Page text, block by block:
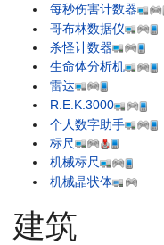
每秒伤害计数器
哥布林数据仪
杀怪计数器
生命体分析机
雷达
R.E.K.3000
个人数字助手
标尺
机械标尺
机械晶状体
建筑